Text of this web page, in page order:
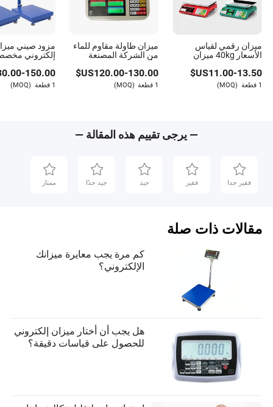
ميزان رقمي لقياس
الأسعار 40kg ميزان
إلكتروني
US$11.00-13.50
1 قطعة (MOQ)
ميزان طاولة مقاوم للماء
من الشركة المصنعة
الأصلية والتصنيع حسب
الطلب لأسواق
السوبرماركت لحساب
الأسعار ووزن العد
US$120.00-130.00
1 قطعة (MOQ)
مزود صيني
الفواكه -150.00
1 قطعة (MOQ)
— يرجى تقييم هذه المقالة —
فقير جدا فقير جيد جيد جدًا ممتاز
مقالات ذات صلة
كم مرة يجب معايرة ميزانك
الإلكتروني؟
هل يجب أن أختار ميزان إلكتروني
للحصول على قياسات دقيقة؟